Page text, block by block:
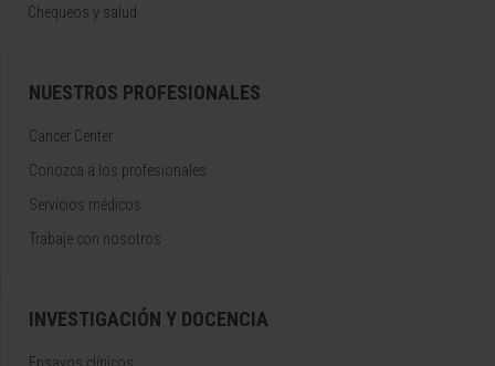
Chequeos y salud
NUESTROS PROFESIONALES
Cancer Center
Conozca a los profesionales
Servicios médicos
Trabaje con nosotros
INVESTIGACIÓN Y DOCENCIA